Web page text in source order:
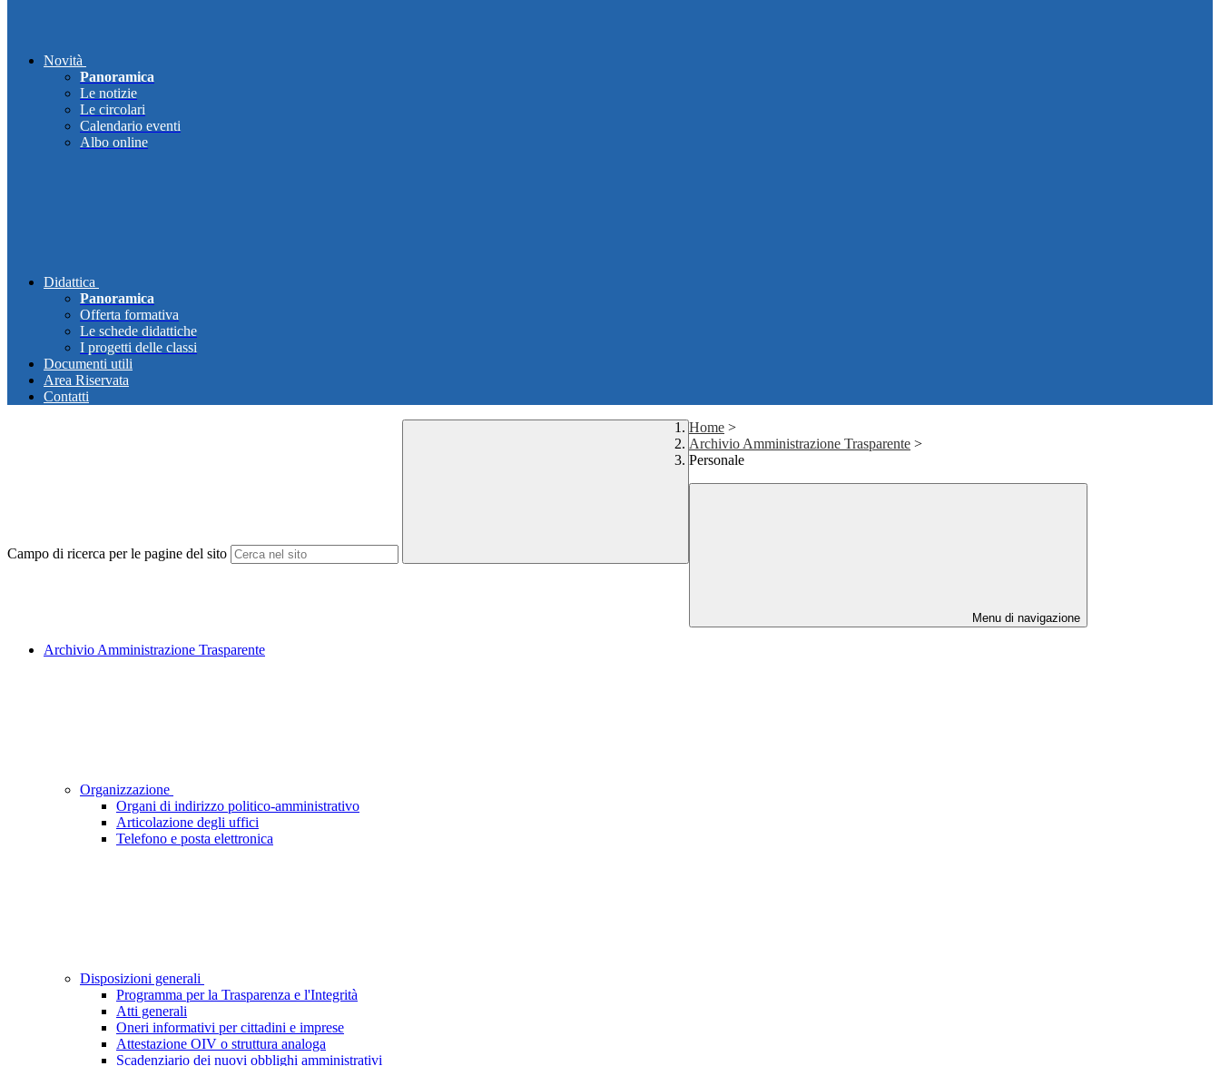
Novità
Panoramica
Le notizie
Le circolari
Calendario eventi
Albo online
Didattica
Panoramica
Offerta formativa
Le schede didattiche
I progetti delle classi
Documenti utili
Area Riservata
Contatti
Campo di ricerca per le pagine del sito
Home >
Archivio Amministrazione Trasparente >
Personale
Menu di navigazione
Archivio Amministrazione Trasparente
Organizzazione
Organi di indirizzo politico-amministrativo
Articolazione degli uffici
Telefono e posta elettronica
Disposizioni generali
Programma per la Trasparenza e l'Integrità
Atti generali
Oneri informativi per cittadini e imprese
Attestazione OIV o struttura analoga
Scadenziario dei nuovi obblighi amministrativi